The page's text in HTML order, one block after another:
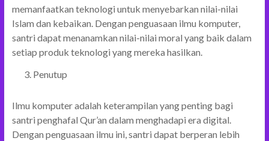
memanfaatkan teknologi untuk menyebarkan nilai-nilai
Islam dan kebaikan. Dengan penguasaan ilmu komputer,
santri dapat menanamkan nilai-nilai moral yang baik dalam
setiap produk teknologi yang mereka hasilkan.
Penutup
Ilmu komputer adalah keterampilan yang penting bagi
santri penghafal Qur’an dalam menghadapi era digital.
Dengan penguasaan ilmu ini, santri dapat berperan lebih